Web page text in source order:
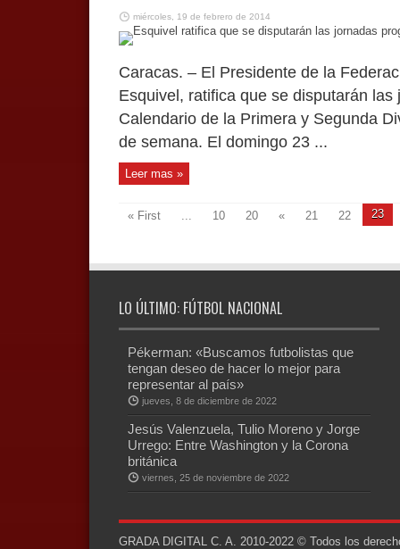
miércoles, 19 de febrero de 2014
Caracas. – El Presidente de la
Esquivel, ratifica que se disputarán
Calendario de la Primera y Segunda
de semana. El domingo 23 ...
Leer mas »
« First ... 10 20 « 21 22 23
LO ÚLTIMO: FÚTBOL NACIONAL
Pékerman: «Buscamos futbolistas que
tengan deseo de hacer lo mejor para
representar al país»
jueves, 8 de diciembre de 2022
Jesús Valenzuela, Tulio Moreno y Jorge
Urrego: Entre Washington y la Corona
británica
viernes, 25 de noviembre de 2022
GRADA DIGITAL C. A. 2010-2022 © Todos los